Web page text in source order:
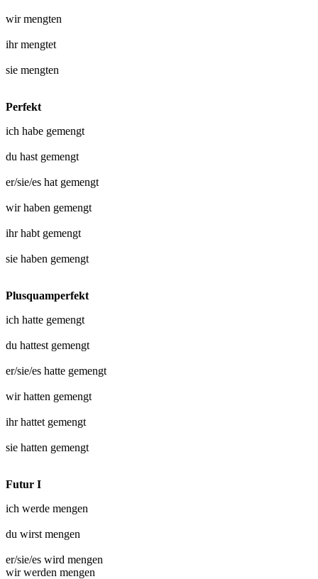
wirmengten
ihrmengtet
sie mengten
Perfekt
ich habe gemengt
du hast gemengt
er/sie/es hat gemengt
wir haben gemengt
ihr habt gemengt
sie haben gemengt
Plusquamperfekt
ich hatte gemengt
du hattest gemengt
er/sie/es hatte gemengt
wir hatten gemengt
ihr hattet gemengt
sie hatten gemengt
Futur I
ich werde mengen
du wirst mengen
er/sie/es wird mengen
wir werden mengen